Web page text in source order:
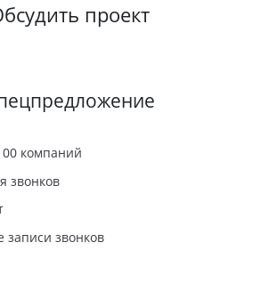
проект
компаний
звонков
записи звонков